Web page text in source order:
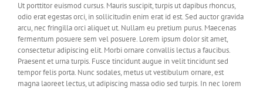
Ut porttitor euismod cursus. Mauris suscipit, turpis ut dapibus rhoncus,
odio erat egestas orci, in sollicitudin enim erat id est. Sed auctor gravida
arcu, nec fringilla orci aliquet ut. Nullam eu pretium purus. Maecenas
fermentum posuere sem vel posuere. Lorem ipsum dolor sit amet,
consectetur adipiscing elit. Morbi ornare convallis lectus a faucibus.
Praesent et urna turpis. Fusce tincidunt augue in velit tincidunt sed
tempor felis porta. Nunc sodales, metus ut vestibulum ornare, est
magna laoreet lectus, ut adipiscing massa odio sed turpis. In nec lorem